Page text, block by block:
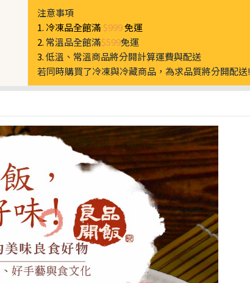
注意事項
1. 冷凍品全館滿 $999免運
2. 常溫品全館滿$599免運
3.低溫、常溫商品將分開計算運費與配送
若同時購買了冷凍與冷藏商品，為求品質將分開配送!